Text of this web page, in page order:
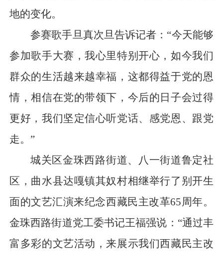
地的变化。
参赛歌手旦真次旦告诉记者：“今天能够
参加歌手大赛，我心里特别开心，如今我们
群众的生活越来越幸福，这都得益于党的恩
情，相信在党的带领下，今后的日子会过得
更好，我们坚定信心听党话、感党恩、跟党
走。”
城关区金珠西路街道、八一街道鲁定社
区，曲水县达嘎镇其奴村相继举行了别开生
面的文艺汇演来纪念西藏民主改革65周年。
金珠西路街道党工委书记王福强说：“通过丰
富多彩的文艺活动，来展示我们西藏民主改